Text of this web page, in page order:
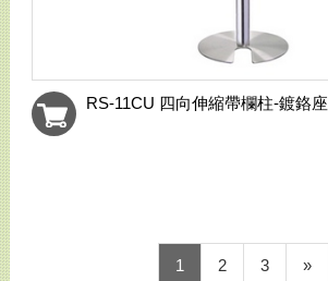
RS-11CU 四向伸縮帶欄柱-鍍鉻座
1 2 3 »